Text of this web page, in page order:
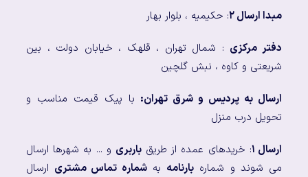
مبدا ارسال ۲ : حکیمیه ، بلوار بهار
دفتر مرکزی : شمال تهران ، قلهک ، خیابان دولت ، بین
شریعتی و کاوه ، نبش گلچین
ارسال به پردیس و شرق تهران: با پیک قیمت مناسب و
تحویل درب منزل
ارسال ۱ : خریدهای عمده از طریقباربری و ... به شهرها ارسال
می شوند و شماره بارنامه بهشماره تماس مشتری ارسال